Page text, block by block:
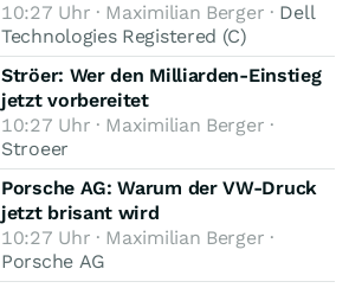
10:27 Uhr · Maximilian Berger · Dell
Technologies Registered (C)
Ströer: Wer den Milliarden-Einstieg
jetzt vorbereitet
10:27 Uhr · Maximilian Berger ·
Stroeer
Porsche AG: Warum der VW-Druck
jetzt brisant wird
10:27 Uhr · Maximilian Berger ·
Porsche AG